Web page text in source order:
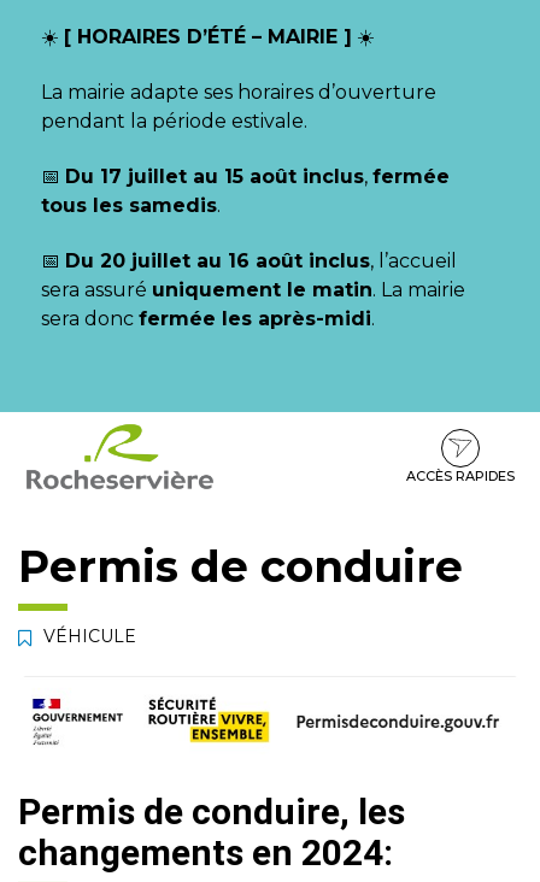
☀️ [ HORAIRES D’ÉTÉ – MAIRIE ] ☀️
La mairie adapte ses horaires d’ouverture
pendant la période estivale.
📅 Du 17 juillet au 15 août inclus, fermée
tous les samedis.
📅 Du 20 juillet au 16 août inclus, l’accueil
sera assuré uniquement le matin. La mairie
sera donc fermée les après-midi.
contenu
pied
ACCÈS RAPIDES
Permis de conduire
VÉHICULE
Permis de conduire, les
changements en 2024: